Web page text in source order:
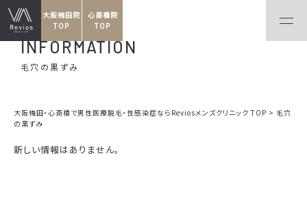
大阪梅田院
TOP
心斎橋院
TOP
INFORMATION
毛穴の黒ずみ
大阪梅田・心斎橋で男性医療脱毛・性感染症ならReviosメンズクリニック TOP > 毛穴
の黒ずみ
新しい情報はありません。